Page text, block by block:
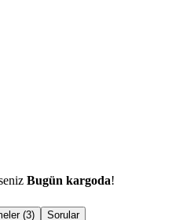
Bugün kargoda!
(3) Sorular